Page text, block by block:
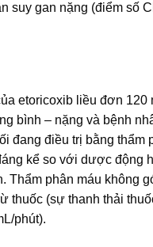
suy gan nặng (điểm số
etoricoxib liều đơn 120
bình – nặng và bệnh
đang điều trị bằng thẩm
kể so với dược động
Thẩm phân máu không
thuốc (sự thanh thải
phút).